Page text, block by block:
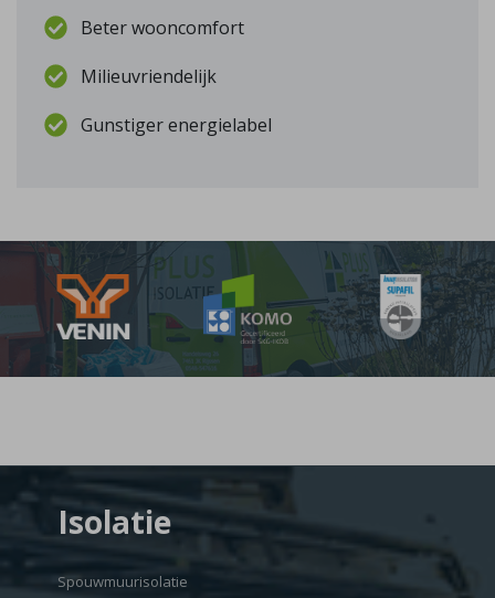
Beter wooncomfort
Milieuvriendelijk
Gunstiger energielabel
Isolatie
Spouwmuurisolatie